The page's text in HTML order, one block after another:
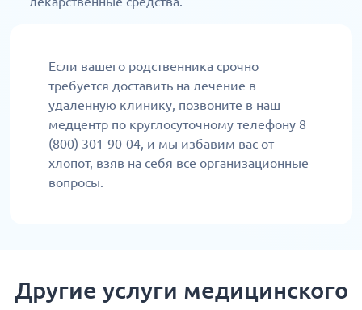
Если вашего родственника срочно
требуется доставить на лечение в
удаленную клинику, позвоните в наш
медцентр по круглосуточному телефону 8
(800) 301-90-04, и мы избавим вас от
хлопот, взяв на себя все организационные
вопросы.
Другие услуги медицинского